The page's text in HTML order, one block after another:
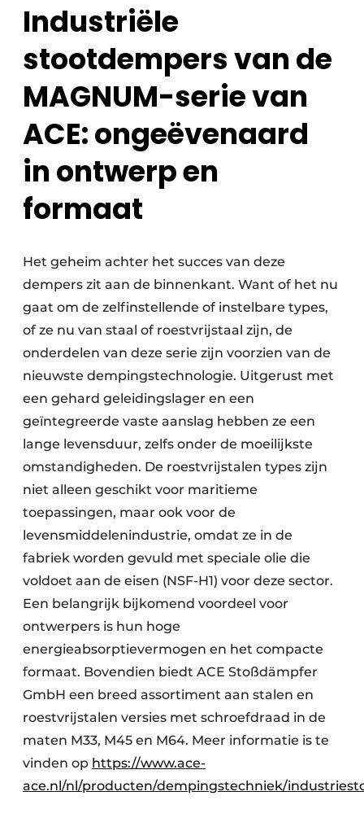
Industriële
stootdempers van de
MAGNUM-serie van
ACE: ongeëvenaard
in ontwerp en
formaat
Het geheim achter het succes van deze
dempers zit aan de binnenkant. Want of het nu
gaat om de zelfinstellende of instelbare types,
of ze nu van staal of roestvrijstaal zijn, de
onderdelen van deze serie zijn voorzien van de
nieuwste dempingstechnologie. Uitgerust met
een gehard geleidingslager en een
geïntegreerde vaste aanslag hebben ze een
lange levensduur, zelfs onder de moeilijkste
omstandigheden. De roestvrijstalen types zijn
niet alleen geschikt voor maritieme
toepassingen, maar ook voor de
levensmiddelenindustrie, omdat ze in de
fabriek worden gevuld met speciale olie die
voldoet aan de eisen (NSF-H1) voor deze sector.
Een belangrijk bijkomend voordeel voor
ontwerpers is hun hoge
energieabsorptievermogen en het compacte
formaat. Bovendien biedt ACE Stoßdämpfer
GmbH een breed assortiment aan stalen en
roestvrijstalen versies met schroefdraad in de
maten M33, M45 en M64. Meer informatie is te
vinden op https://www.ace-
ace.nl/nl/producten/dempingstechniek/